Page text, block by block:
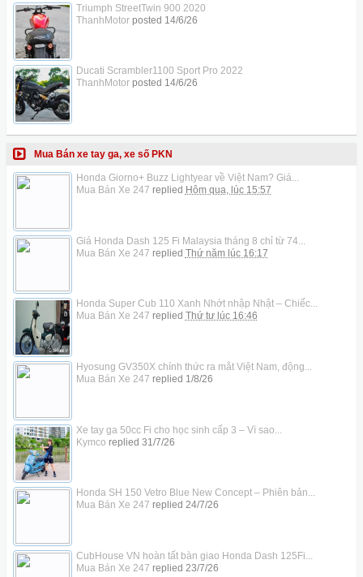
Triumph StreetTwin 900 2020
ThanhMotorposted 14/6/26
Ducati Scrambler1100 Sport Pro 2022
ThanhMotorposted 14/6/26
Mua Bán xe tay ga, xe số PKN
Honda Giorno+ Buzz Lightyear về Việt Nam? Giá...
Mua Bán Xe 247 replied Hôm qua, lúc 15:57
Giá Honda Dash 125 Fi Malaysia tháng 8 chỉ từ 74...
Mua Bán Xe 247 replied Thứ năm lúc 16:17
Honda Super Cub 110 Xanh Nhớt nhập Nhật – Chiếc...
Mua Bán Xe 247 replied Thứ tư lúc 16:46
Hyosung GV350X chính thức ra mắt Việt Nam, động...
Mua Bán Xe 247 replied 1/8/26
Xe tay ga 50cc Fi cho học sinh cấp 3 – Vì sao...
Kymco replied 31/7/26
Honda SH 150 Vetro Blue New Concept – Phiên bản...
Mua Bán Xe 247 replied 24/7/26
CubHouse VN hoàn tất bàn giao Honda Dash 125Fi...
Mua Bán Xe 247 replied 23/7/26